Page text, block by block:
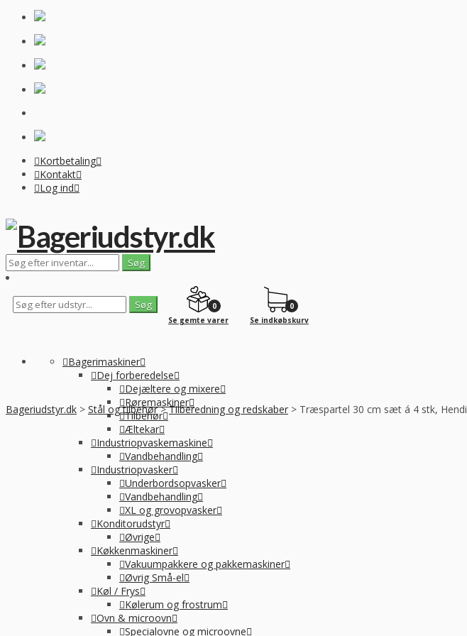
Kortbetaling
Kontakt
Log ind
0
Se gemte varer
0
Se indkøbskurv
Bagerimaskiner
Dej forberedelse
Dejæltere og mixere
Røremaskiner
Tilbehør
Æltekar
Industriopvaskemaskine
Vandbehandling
Industriopvasker
Underbordsopvasker
Vandbehandling
XL og grovopvasker
Konditorudstyr
Øvrige
Køkkenmaskiner
Vakuumpakkere og pakkemaskiner
Øvrig Små-el
Køl / Frys
Kølerum og frostrum
Ovn & microovn
Specialovne og microovne
Bageriudstyr.dk > Stål og tilbehør > Tilberedning og redskaber > Træspartel 30 cm sæt á 4 stk, Hendi